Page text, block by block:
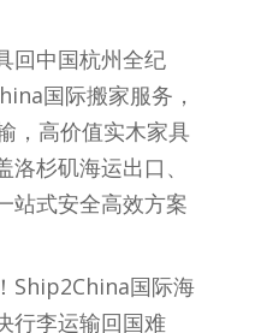
回中国杭州全纪
国际搬家服务，
，高价值实木家具
杉矶海运出口、
站式安全高效方案
Ship2China国际海
行李运输回国难